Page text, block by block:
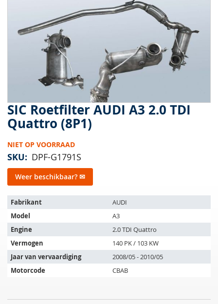
SIC Roetfilter AUDI A3 2.0 TDI
Quattro (8P1)
NIET OP VOORRAAD
SKU DPF-G1791S
Weer beschikbaar? ✉
Het
artikel
past
op
de
volgende
voertuigen:
Fabrikant
AUDI
Model
A3
Engine
2.0 TDI Quattro
Vermogen
140 PK / 103 KW
Jaar van vervaardiging
2008/05 - 2010/05
Motorcode
CBAB
afbeeldingen-
gallerij
Ga
naar
het
van
de
gallerij